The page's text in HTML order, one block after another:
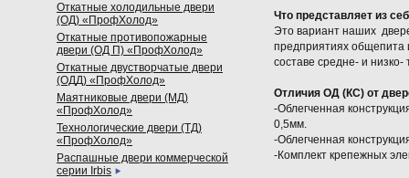
Что представляет из
Это вариант наших
предприятиях
составе средне- и
Отличия ОД (КС) от
-Облегченная
0,5мм.
-Облегченная
-Комплект крепежных
Откатные холодильные двери
(ОД) «ПрофХолод»
Откатные противопожарные
двери (ОД П) «ПрофХолод»
Откатные двустворчатые двери
(ОДД) «ПрофХолод»
Маятниковые двери (МД)
«ПрофХолод»
Технологические двери (ТД)
«ПрофХолод»
Распашные двери коммерческой
серии Irbis